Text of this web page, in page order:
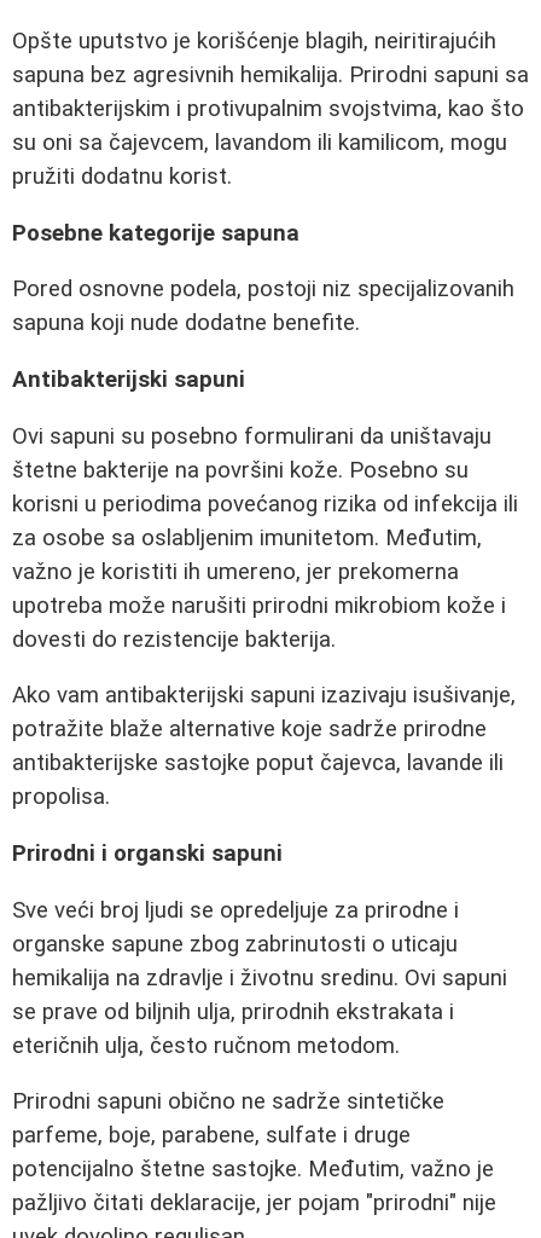
Opšte uputstvo je korišćenje blagih, neiritirajućih
sapuna bez agresivnih hemikalija. Prirodni sapuni sa
antibakterijskim i protivupalnim svojstvima, kao što
su oni sa čajevcem, lavandom ili kamilicom, mogu
pružiti dodatnu korist.
Posebne kategorije sapuna
Pored osnovne podela, postoji niz specijalizovanih
sapuna koji nude dodatne benefite.
Antibakterijski sapuni
Ovi sapuni su posebno formulirani da uništavaju
štetne bakterije na površini kože. Posebno su
korisni u periodima povećanog rizika od infekcija ili
za osobe sa oslabljenim imunitetom. Međutim,
važno je koristiti ih umereno, jer prekomerna
upotreba može narušiti prirodni mikrobiom kože i
dovesti do rezistencije bakterija.
Ako vam antibakterijski sapuni izazivaju isušivanje,
potražite blaže alternative koje sadrže prirodne
antibakterijske sastojke poput čajevca, lavande ili
propolisa.
Prirodni i organski sapuni
Sve veći broj ljudi se opredeljuje za prirodne i
organske sapune zbog zabrinutosti o uticaju
hemikalija na zdravlje i životnu sredinu. Ovi sapuni
se prave od biljnih ulja, prirodnih ekstrakata i
eteričnih ulja, često ručnom metodom.
Prirodni sapuni obično ne sadrže sintetičke
parfeme, boje, parabene, sulfate i druge
potencijalno štetne sastojke. Međutim, važno je
pažljivo čitati deklaracije, jer pojam "prirodni" nije